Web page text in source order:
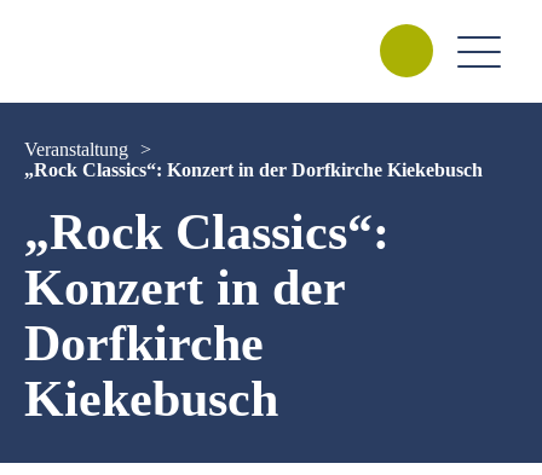
Veranstaltung >
„Rock Classics“: Konzert in der Dorfkirche Kiekebusch
„Rock Classics“:
Konzert in der
Dorfkirche
Kiekebusch